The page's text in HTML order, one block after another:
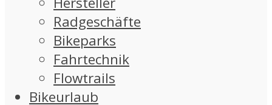
Radgeschäfte
Bikeparks
Fahrtechnik
Flowtrails
Bikeurlaub